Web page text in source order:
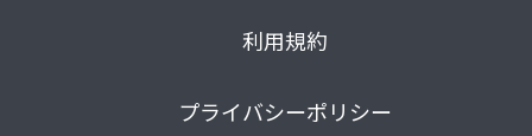
利用規約
プライバシーポリシー